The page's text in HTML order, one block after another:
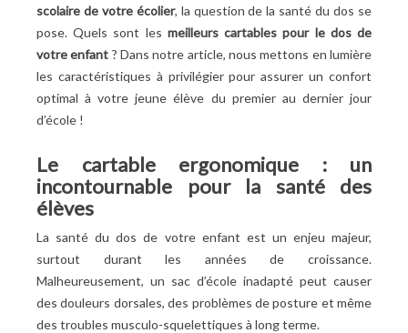
scolaire de votre écolier, la question de la santé du dos se
pose. Quels sont les meilleurs cartables pour le dos de
votre enfant ? Dans notre article, nous mettons en lumière
les caractéristiques à privilégier pour assurer un confort
optimal à votre jeune élève du premier au dernier jour
d’école !
Le cartable ergonomique : un
incontournable pour la santé des
élèves
La santé du dos de votre enfant est un enjeu majeur,
surtout durant les années de croissance.
Malheureusement, un sac d’école inadapté peut causer
des douleurs dorsales, des problèmes de posture et même
des troubles musculo-squelettiques à long terme.